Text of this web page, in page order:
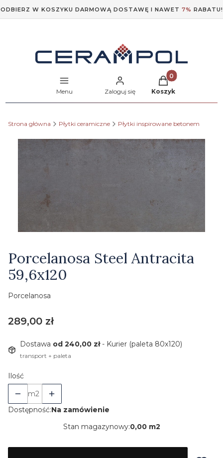
ODBIERZ W KOSZYKU DARMOWĄ DOSTAWĘ I NAWET 7% RABATU!
Menu Zaloguj się
Produkty w
Koszyk
Strona główna Płytki ceramiczne Płytki inspirowane betonem
Porcelanosa Steel Antracita
59,6x120
Porcelanosa
Cena
289,00 zł
Dostawa od 240,00 zł- Kurier (paleta 80x120)
transport + paleta
Ilość
m2
Dostępność:Na zamówienie
Stan magazynowy:0,00 m2